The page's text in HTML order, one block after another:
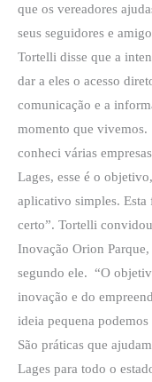
que os vereadores
seus seguidores e
Tortelli disse que a
dar a eles o acesso
comunicação e a
momento que vivemos.
conheci várias
Lages, esse é o
aplicativo simples.
certo”. Tortelli
Inovação Orion
segundo ele. “O
inovação e do
ideia pequena
São práticas que
Lages para todo o